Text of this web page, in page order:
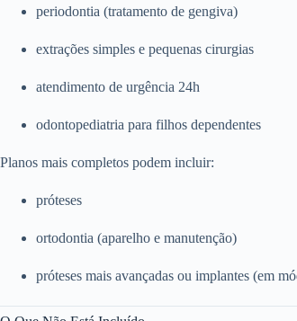
periodontia (tratamento de gengiva)
extrações simples e pequenas cirurgias
atendimento de urgência 24h
odontopediatria para filhos dependentes
Planos mais completos podem incluir:
próteses
ortodontia (aparelho e manutenção)
próteses mais avançadas ou implantes (em